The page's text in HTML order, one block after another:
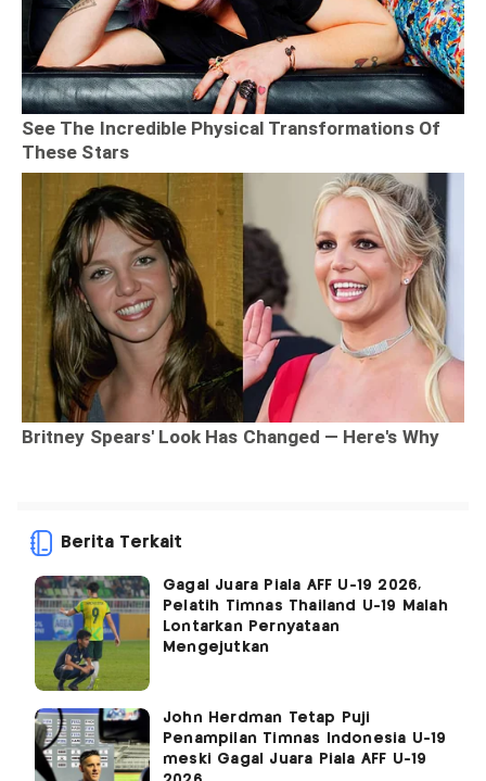
Berita Terkait
Gagal Juara Piala AFF U-19 2026,
Pelatih Timnas Thailand U-19 Malah
Lontarkan Pernyataan
Mengejutkan
John Herdman Tetap Puji
Penampilan Timnas Indonesia U-19
meski Gagal Juara Piala AFF U-19